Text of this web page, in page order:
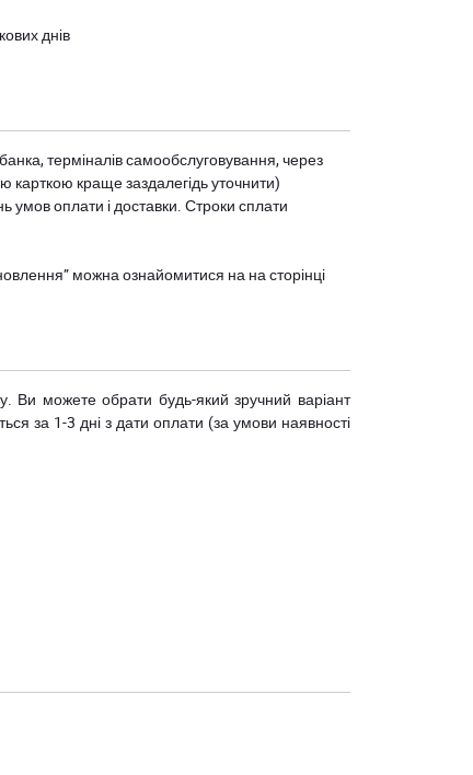
днів
терміналів самообслуговування, через
карткою краще заздалегідь уточнити)
умов оплати і доставки. Строки сплати
можна ознайомитися на на сторінці
Ви можете обрати будь-який зручний варіант
за 1-3 дні з дати оплати (за умови наявності